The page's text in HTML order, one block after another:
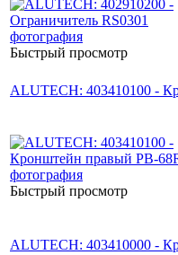
Быстрый просмотр
ALUTECH: 403410100 -
Быстрый просмотр
ALUTECH: 403410000 -